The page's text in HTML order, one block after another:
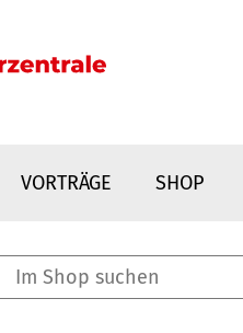
VORTRÄGE SHOP